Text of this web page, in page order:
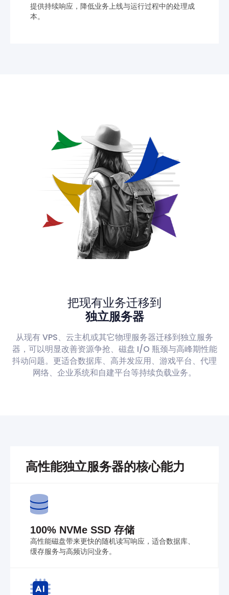
提供持续响应，降低业务上线与运行过程中的处理成
本。
把现有业务迁移到
独立服务器
从现有 VPS、云主机或其它物理服务器迁移到独立服务
器，可以明显改善资源争抢、磁盘 I/O 瓶颈与高峰期性能
抖动问题。更适合数据库、高并发应用、游戏平台、代理
网络、企业系统和自建平台等持续负载业务。
高性能独立服务器的核心能力
100% NVMe SSD 存储
高性能磁盘带来更快的随机读写响应，适合数据库、
缓存服务与高频访问业务。